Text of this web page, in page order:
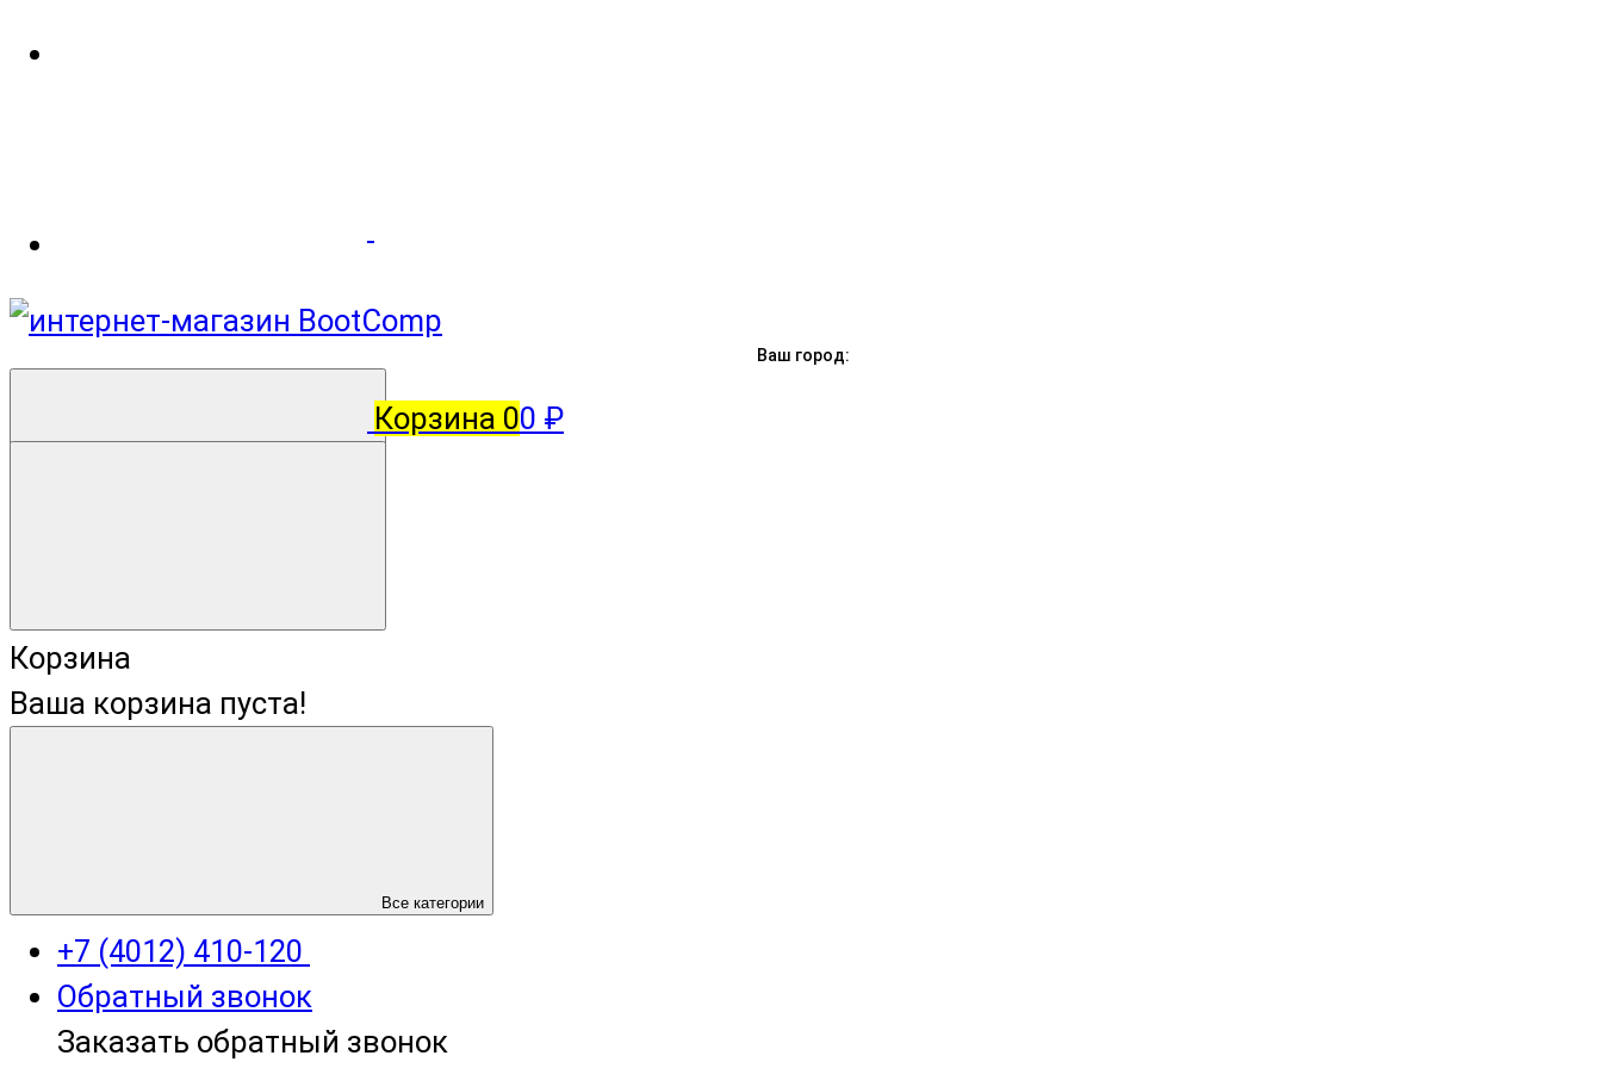
Ваш город:
+7 (4012) 410-120
Обратный звонок
Заказать обратный звонок
Корзина 00 ₽
Корзина
Ваша корзина пуста!
Все категории